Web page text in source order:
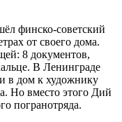
финско-советский
от своего дома.
8 документов,
В Ленинграде
в дом к художнику
Но вместо этого Дий
погранотряда.